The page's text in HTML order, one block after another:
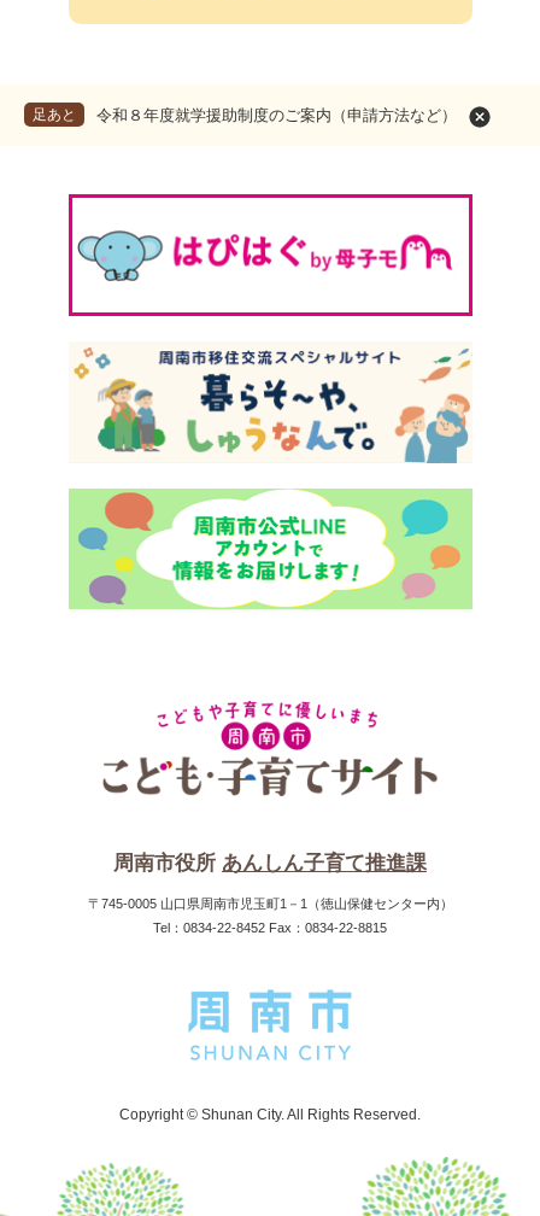
足あと 令和８年度就学援助制度のご案内（申請方法など）
周南市役所 あんしん子育て推進課
〒745-0005 山口県周南市児玉町1－1（徳山保健センター内）
Tel：0834-22-8452 Fax：0834-22-8815
Copyright © Shunan City. All Rights Reserved.